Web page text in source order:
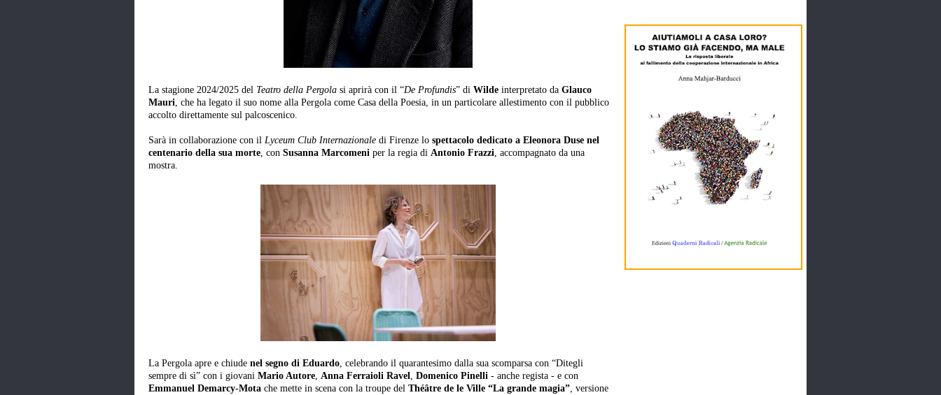
La stagione 2024/2025 del Teatro della Pergola si aprirà con il “De Profundis” di Wilde interpretato da Glauco
Mauri, che ha legato il suo nome alla Pergola come Casa della Poesia, in un particolare allestimento con il pubblico
accolto direttamente sul palcoscenico.
Sarà in collaborazione con il Lyceum Club Internazionale di Firenze lo spettacolo dedicato a Eleonora Duse nel
centenario della sua morte, con Susanna Marcomeni per la regia di Antonio Frazzi, accompagnato da una
mostra.
La Pergola apre e chiude nel segno di Eduardo, celebrando il quarantesimo dalla sua scomparsa con “Ditegli
sempre di sì” con i giovani Mario Autore, Anna Ferraioli Ravel, Domenico Pinelli - anche regista - e con
Emmanuel Demarcy-Mota che mette in scena con la troupe del Théâtre de le Ville “La grande magia”, versione